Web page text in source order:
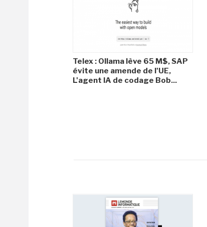
Telex : Ollama lève 65 M$, SAP
évite une amende de l'UE,
L'agent IA de codage Bob...